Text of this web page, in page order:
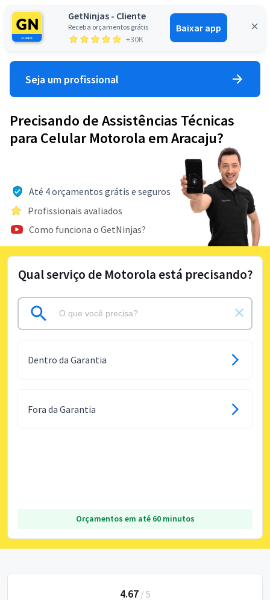
GetNinjas - Cliente
Receba orçamentos grátis
+30K
Baixar app
Entrar
Seja um profissional
Precisando de Assistências Técnicas
para Celular Motorola em Aracaju?
Até 4 orçamentos grátis e seguros
Profissionais avaliados
Como funciona o GetNinjas?
Qual serviço de Motorola está precisando?
Dentro da Garantia
Fora da Garantia
Orçamentos em até 60 minutos
4.67/ 5